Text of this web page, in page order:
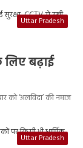
Uttar Pradesh
लिए बढ़ाई
को ‘अलविदा’ की नमाज
Uttar Pradesh